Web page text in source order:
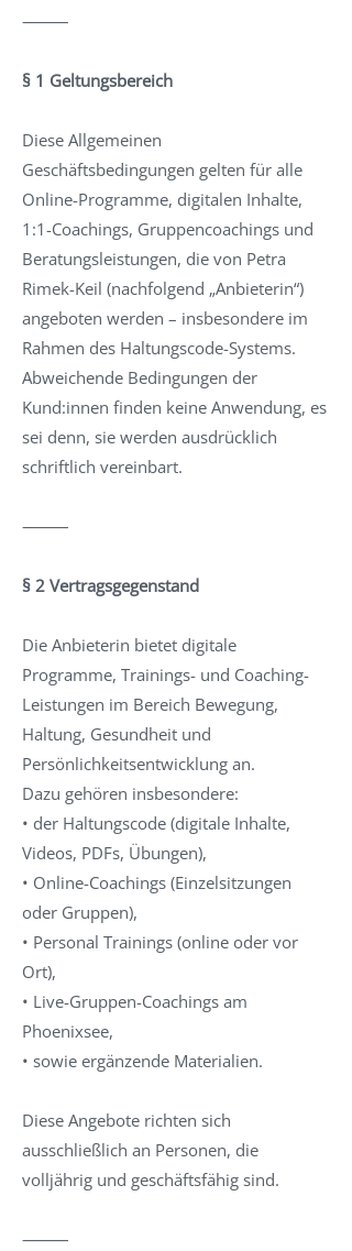
⸻
§ 1 Geltungsbereich
Diese Allgemeinen
Geschäftsbedingungen gelten für alle
Online-Programme, digitalen Inhalte,
1:1-Coachings, Gruppencoachings und
Beratungsleistungen, die von Petra
Rimek-Keil (nachfolgend „Anbieterin“)
angeboten werden – insbesondere im
Rahmen des Haltungscode-Systems.
Abweichende Bedingungen der
Kund:innen finden keine Anwendung, es
sei denn, sie werden ausdrücklich
schriftlich vereinbart.
⸻
§ 2 Vertragsgegenstand
Die Anbieterin bietet digitale
Programme, Trainings- und Coaching-
Leistungen im Bereich Bewegung,
Haltung, Gesundheit und
Persönlichkeitsentwicklung an.
Dazu gehören insbesondere:
• der Haltungscode (digitale Inhalte,
Videos, PDFs, Übungen),
• Online-Coachings (Einzelsitzungen
oder Gruppen),
• Personal Trainings (online oder vor
Ort),
• Live-Gruppen-Coachings am
Phoenixsee,
• sowie ergänzende Materialien.
Diese Angebote richten sich
ausschließlich an Personen, die
volljährig und geschäftsfähig sind.
⸻